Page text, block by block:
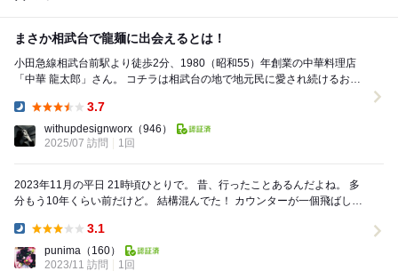
まさか相武台で龍麺に出会えるとは！
小田急線相武台前駅より徒歩2分、1980（昭和55）年創業の中華料理店
「中華 龍太郎」さん。 コチラは相武台の地で地元民に愛され続けるお店
3.7
withupdesignworx （946）
2025/07 訪問
1回
2023年11月の平日 21時頃ひとりで。 昔、行ったことあるんだよね。 多
分もう10年くらい前だけど。 結構混んでた！ カウンターが一個飛ばしで
3.1
punima （160）
2023/11 訪問
1回